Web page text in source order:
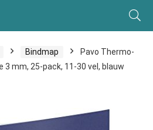
Bindmap
Pavo Thermo-
3 mm, 25-pack, 11-30 vel, blauw